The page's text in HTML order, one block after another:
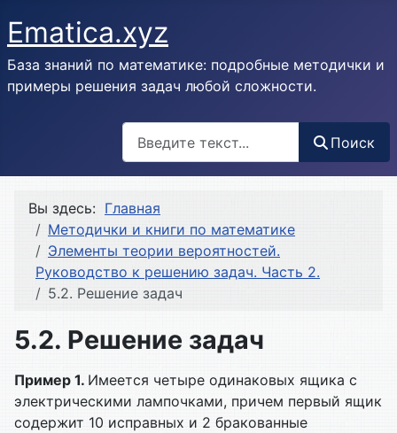
Ematica.xyz
База знаний по математике: подробные методички и
примеры решения задач любой сложности.
Поиск
Вы здесь: Главная
Методички и книги по математике
Элементы теории вероятностей.
Руководство к решению задач. Часть 2.
5.2. Решение задач
5.2. Решение задач
Пример 1. Имеется четыре одинаковых ящика с
электрическими лампочками, причем первый ящик
содержит 10 исправных и 2 бракованные